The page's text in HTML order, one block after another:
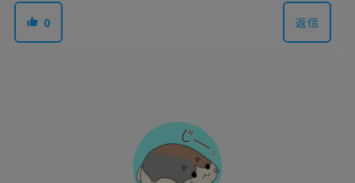
0 返信